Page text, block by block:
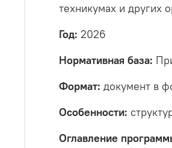
техникумах и других
Год: 2026
Нормативная база:
Формат: документ в
Особенности:
Оглавление